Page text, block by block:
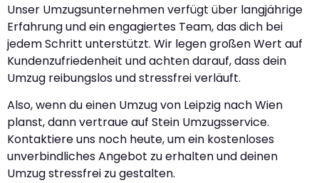
Unser Umzugsunternehmen verfügt über langjährige
Erfahrung und ein engagiertes Team, das dich bei
jedem Schritt unterstützt. Wir legen großen Wert auf
Kundenzufriedenheit und achten darauf, dass dein
Umzug reibungslos und stressfrei verläuft.
Also, wenn du einen Umzug von Leipzig nach Wien
planst, dann vertraue auf Stein Umzugsservice.
Kontaktiere uns noch heute, um ein kostenloses
unverbindliches Angebot zu erhalten und deinen
Umzug stressfrei zu gestalten.